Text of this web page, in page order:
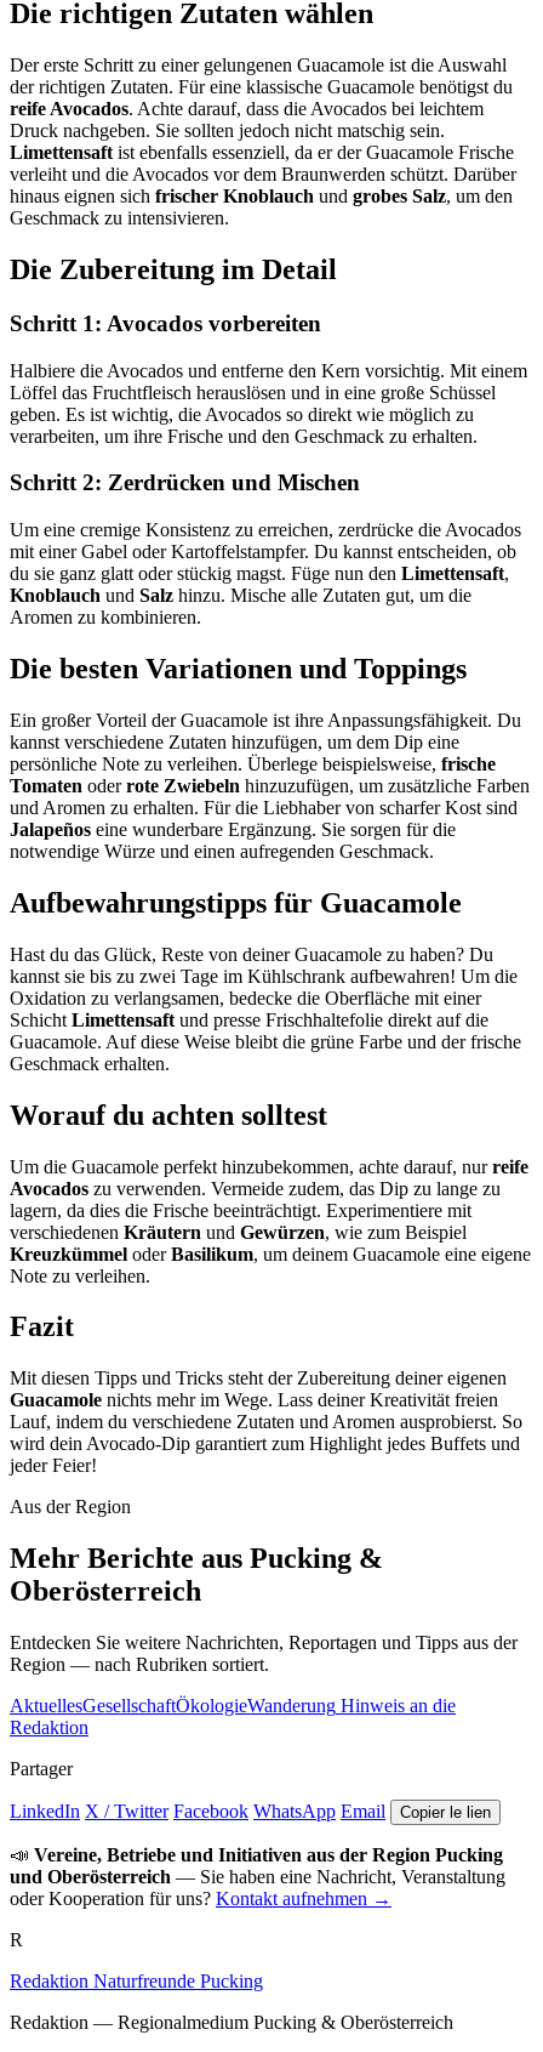
Die richtigen Zutaten wählen
Der erste Schritt zu einer gelungenen Guacamole ist die Auswahl
der richtigen Zutaten. Für eine klassische Guacamole benötigst du
reife Avocados. Achte darauf, dass die Avocados bei leichtem
Druck nachgeben. Sie sollten jedoch nicht matschig sein.
Limettensaft ist ebenfalls essenziell, da er der Guacamole Frische
verleiht und die Avocados vor dem Braunwerden schützt. Darüber
hinaus eignen sich frischer Knoblauch und grobes Salz, um den
Geschmack zu intensivieren.
Die Zubereitung im Detail
Schritt 1: Avocados vorbereiten
Halbiere die Avocados und entferne den Kern vorsichtig. Mit einem
Löffel das Fruchtfleisch herauslösen und in eine große Schüssel
geben. Es ist wichtig, die Avocados so direkt wie möglich zu
verarbeiten, um ihre Frische und den Geschmack zu erhalten.
Schritt 2: Zerdrücken und Mischen
Um eine cremige Konsistenz zu erreichen, zerdrücke die Avocados
mit einer Gabel oder Kartoffelstampfer. Du kannst entscheiden, ob
du sie ganz glatt oder stückig magst. Füge nun den Limettensaft,
Knoblauch und Salz hinzu. Mische alle Zutaten gut, um die
Aromen zu kombinieren.
Die besten Variationen und Toppings
Ein großer Vorteil der Guacamole ist ihre Anpassungsfähigkeit. Du
kannst verschiedene Zutaten hinzufügen, um dem Dip eine
persönliche Note zu verleihen. Überlege beispielsweise, frische
Tomaten oderrote Zwiebeln hinzuzufügen, um zusätzliche Farben
und Aromen zu erhalten. Für die Liebhaber von scharfer Kost sind
Jalapeños eine wunderbare Ergänzung. Sie sorgen für die
notwendige Würze und einen aufregenden Geschmack.
Aufbewahrungstipps für Guacamole
Hast du das Glück, Reste von deiner Guacamole zu haben? Du
kannst sie bis zu zwei Tage im Kühlschrank aufbewahren! Um die
Oxidation zu verlangsamen, bedecke die Oberfläche mit einer
Schicht Limettensaft und presse Frischhaltefolie direkt auf die
Guacamole. Auf diese Weise bleibt die grüne Farbe und der frische
Geschmack erhalten.
Worauf du achten solltest
Um die Guacamole perfekt hinzubekommen, achte darauf, nurreife
Avocados zu verwenden. Vermeide zudem, das Dip zu lange zu
lagern, da dies die Frische beeinträchtigt. Experimentiere mit
verschiedenen Kräutern und Gewürzen, wie zum Beispiel
Kreuzkümmel oderBasilikum, um deinem Guacamole eine eigene
Note zu verleihen.
Fazit
Mit diesen Tipps und Tricks steht der Zubereitung deiner eigenen
Guacamole nichts mehr im Wege. Lass deiner Kreativität freien
Lauf, indem du verschiedene Zutaten und Aromen ausprobierst. So
wird dein Avocado-Dip garantiert zum Highlight jedes Buffets und
jeder Feier!
Aus der Region
Mehr Berichte aus Pucking &
Oberösterreich
Entdecken Sie weitere Nachrichten, Reportagen und Tipps aus der
Region — nach Rubriken sortiert.
AktuellesGesellschaftÖkologieWanderung Hinweis an die
Redaktion
Partager
LinkedIn X / Twitter Facebook WhatsApp Email Copier le lien
📣 Vereine, Betriebe und Initiativen aus der Region Pucking
und Oberösterreich — Sie haben eine Nachricht, Veranstaltung
oder Kooperation für uns? Kontakt aufnehmen →
R
Redaktion Naturfreunde Pucking
Redaktion — Regionalmedium Pucking & Oberösterreich